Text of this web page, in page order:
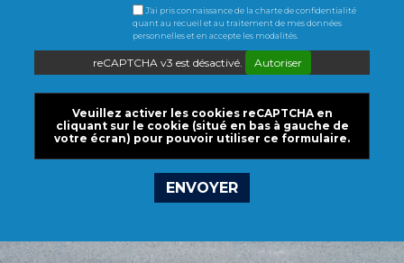
J'ai pris connaissance de la charte de confidentialité
quant au recueil et au traitement de mes données
personnelles et en accepte les modalités.
reCAPTCHA v3 est désactivé. Autoriser
Veuillez activer les cookies reCAPTCHA en
cliquant sur le cookie (situé en bas à gauche de
votre écran) pour pouvoir utiliser ce formulaire.